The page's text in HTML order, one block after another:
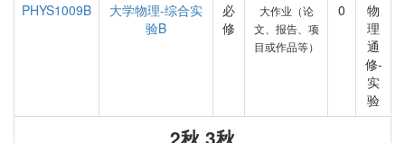
PHYS1009B
大学物理-综合实
验B
必
修
大作业（论
文、报告、项
目或作品等）
0
物
理
通
修-
实
验
2秋,3秋